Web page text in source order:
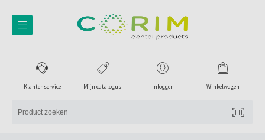
Winkelwagen
Inloggen
Mijn catalogus
Klantenservice